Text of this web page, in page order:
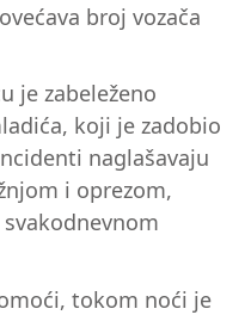
broj vozača
je zabeleženo
koji je zadobio
naglašavaju
i oprezom,
tokom noći je